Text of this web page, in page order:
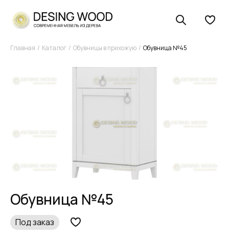
Главная Каталог Обувницы в прихожую Обувница №45
Обувница №45
Под заказ